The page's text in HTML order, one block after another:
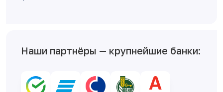
Наши партнёры — крупнейшие банки: